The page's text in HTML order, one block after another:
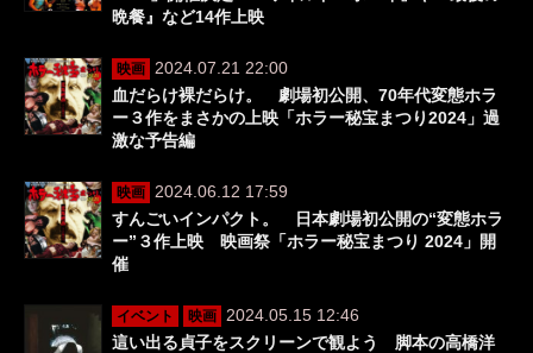
晩餐』など14作上映
映画
2024.07.21 22:00
血だらけ裸だらけ。 劇場初公開、70年代変態ホラ
ー３作をまさかの上映「ホラー秘宝まつり2024」過
激な予告編
映画
2024.06.12 17:59
すんごいインパクト。 日本劇場初公開の“変態ホラ
ー”３作上映 映画祭「ホラー秘宝まつり 2024」開
催
イベント 映画
2024.05.15 12:46
這い出る貞子をスクリーンで観よう 脚本の高橋洋